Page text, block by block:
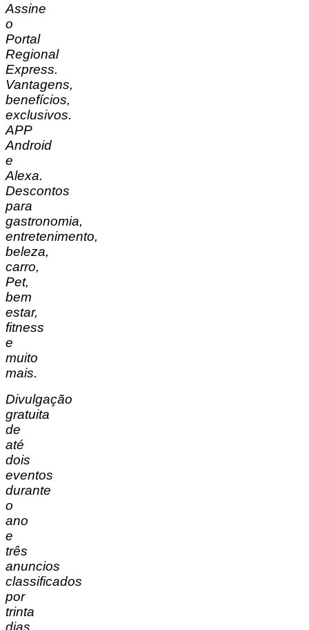
Assine
o
Portal
Regional
Express.
Vantagens,
benefícios,
exclusivos.
APP
Android
e
Alexa.
Descontos
para
gastronomia,
entretenimento,
beleza,
carro,
Pet,
bem
estar,
fitness
e
muito
mais.
Divulgação
gratuita
de
até
dois
eventos
durante
o
ano
e
três
anuncios
classificados
por
trinta
dias.